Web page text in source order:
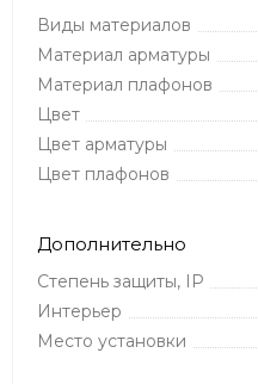
Виды материалов
Материал арматуры
Материал плафонов
Цвет
Цвет арматуры
Цвет плафонов
Дополнительно
Степень защиты, IP
Интерьер
Место установки